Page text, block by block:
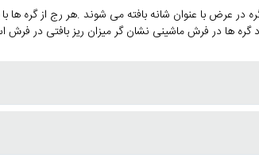
در عرض با عنوان شانه بافته می شوند .هر رج از گره
گره ها در فرش ماشینی نشان گر میزان ریز بافتی در